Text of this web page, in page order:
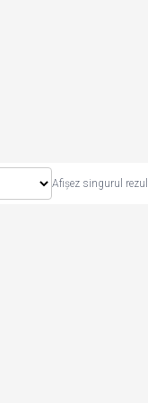
Afișez singurul